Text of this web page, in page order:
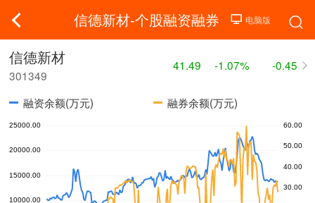
信德新材-个股融资融券
信德新材
301349
41.49 -1.07% -0.45
融资余额(万元) 融券余额(万元)